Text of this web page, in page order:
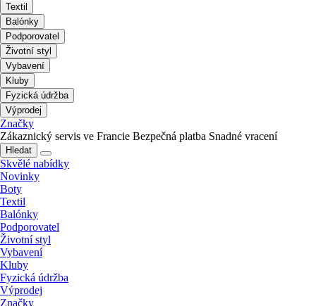
Textil
Balónky
Podporovatel
Životní styl
Vybavení
Kluby
Fyzická údržba
Výprodej
Značky
Zákaznický servis ve Francie Bezpečná platba Snadné vracení
Hledat
Skvělé nabídky
Novinky
Boty
Textil
Balónky
Podporovatel
Životní styl
Vybavení
Kluby
Fyzická údržba
Výprodej
Značky